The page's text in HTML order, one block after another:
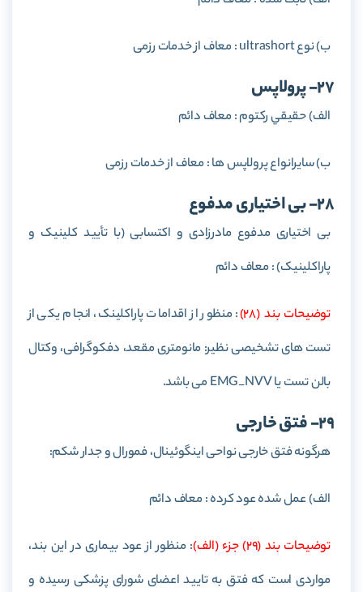
ب) نوع ultrashort : معاف از خدمات رزمی
27- پرولاپس
الف) حقيقي ركتوم : معاف دائم
ب) سايرانواع پرولاپس ها : معاف از خدمات رزمی
28- بی اختیاری مدفوع
بی اختياری مدفوع مادرزادی و اكتسابی (با تأييد كلينيک و
پاراكلينيک) : معاف دائم
توضيحات بند (28)
: منظور از اقدامات پاراکلینک، انجام یکی از
تست های تشخیصی نظیر: مانومتری مقعد، دفکوگرافی، وکتال
بالن تست یا EMG_NVV می باشد.
29- فتق خارجی
هرگونه فتق خارجی نواحی اينگوئينال، فمورال و جدار شكم:
الف) عمل شده عود كرده : معاف دائم
توضيحات بند (29) جزء (الف)
: منظور از عود بیماری در این بند،
مواردی است که فتق به تایید اعضای شورای پزشکی رسیده و